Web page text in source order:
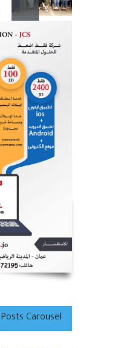
Posts Carousel